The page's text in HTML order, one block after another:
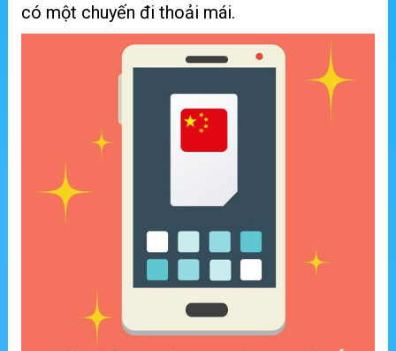
có một chuyến đi thoải mái.